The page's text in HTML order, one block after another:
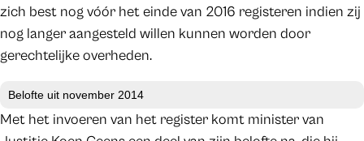
zich best nog vóór het einde van 2016 registeren indien zij
nog langer aangesteld willen kunnen worden door
gerechtelijke overheden.
Belofte uit november 2014
Met het invoeren van het register komt minister van